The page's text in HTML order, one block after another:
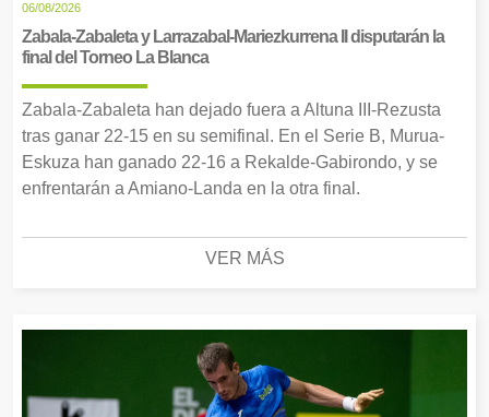
06/08/2026
Zabala-Zabaleta y Larrazabal-Mariezkurrena II disputarán la
final del Torneo La Blanca
Zabala-Zabaleta han dejado fuera a Altuna III-Rezusta
tras ganar 22-15 en su semifinal. En el Serie B, Murua-
Eskuza han ganado 22-16 a Rekalde-Gabirondo, y se
enfrentarán a Amiano-Landa en la otra final.
VER MÁS